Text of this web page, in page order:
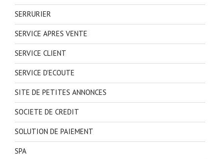
SERRURIER
SERVICE APRES VENTE
SERVICE CLIENT
SERVICE D'ECOUTE
SITE DE PETITES ANNONCES
SOCIETE DE CREDIT
SOLUTION DE PAIEMENT
SPA